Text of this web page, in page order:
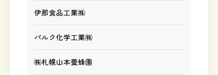
伊那食品工業㈱
パルク化学工業㈱
㈱札幌山本養蜂園